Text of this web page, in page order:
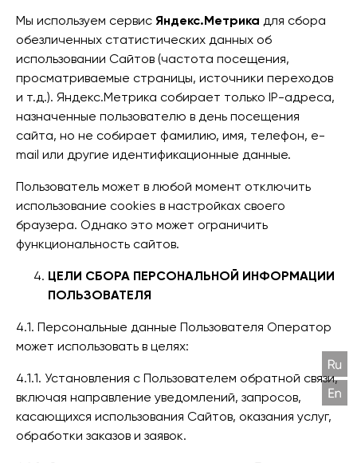
Мы используем сервис Яндекс.Метрика для сбора
обезличенных статистических данных об
использовании Сайтов (частота посещения,
просматриваемые страницы, источники переходов
и т.д.). Яндекс.Метрика собирает только IP-адреса,
назначенные пользователю в день посещения
сайта, но не собирает фамилию, имя, телефон, e-
mail или другие идентификационные данные.
Пользователь может в любой момент отключить
использование cookies в настройках своего
браузера. Однако это может ограничить
функциональность сайтов.
ЦЕЛИ СБОРА ПЕРСОНАЛЬНОЙ ИНФОРМАЦИИ
ПОЛЬЗОВАТЕЛЯ
4.1. Персональные данные Пользователя Оператор
может использовать в целях:
4.1.1. Установления с Пользователем обратной связи,
включая направление уведомлений, запросов,
касающихся использования Сайтов, оказания услуг,
обработки заказов и заявок.